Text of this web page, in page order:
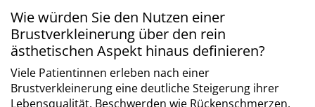
Wie würden Sie den Nutzen einer
Brustverkleinerung über den rein
ästhetischen Aspekt hinaus definieren?
Viele Patientinnen erleben nach einer
Brustverkleinerung eine deutliche Steigerung ihrer
Lebensqualität. Beschwerden wie Rückenschmerzen,